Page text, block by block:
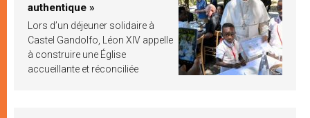
authentique »
Lors d’un déjeuner solidaire à
Castel Gandolfo, Léon XIV appelle
à construire une Église
accueillante et réconciliée